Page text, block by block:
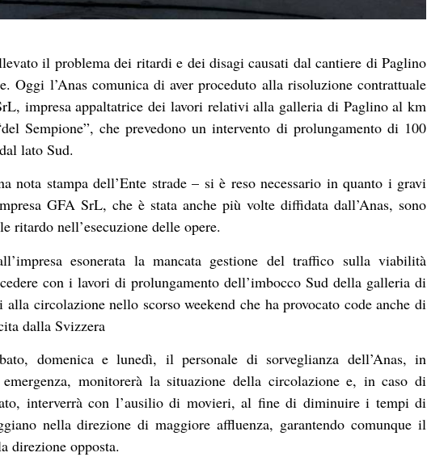
il problema dei ritardi e dei disagi causati dal cantiere di Paglino
Oggi l’Anas comunica di aver proceduto alla risoluzione contrattuale
impresa appaltatrice dei lavori relativi alla galleria di Paglino al km
Sempione”, che prevedono un intervento di prolungamento di 100
lato Sud.
nota stampa dell’Ente strade – si è reso necessario in quanto i gravi
GFA SrL, che è stata anche più volte diffidata dall’Anas, sono
ritardo nell’esecuzione delle opere.
esonerata la mancata gestione del traffico sulla viabilità
con i lavori di prolungamento dell’imbocco Sud della galleria di
circolazione nello scorso weekend che ha provocato code anche di
dalla Svizzera
domenica e lunedì, il personale di sorveglianza dell’Anas, in
monitorerà la situazione della circolazione e, in caso di
interverrà con l’ausilio di movieri, al fine di diminuire i tempi di
nella direzione di maggiore affluenza, garantendo comunque il
direzione opposta.